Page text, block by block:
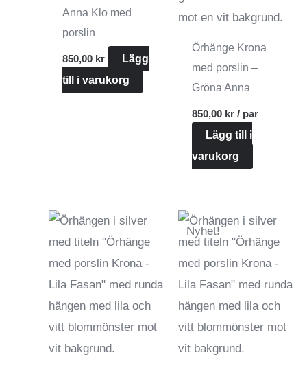
Anna Klo med
porslin
850,00 kr
Lägg
till i varukorg
Örhänge Krona
med porslin –
Gröna Anna
850,00 kr/ par
Lägg till i
varukorg
Nyhet!